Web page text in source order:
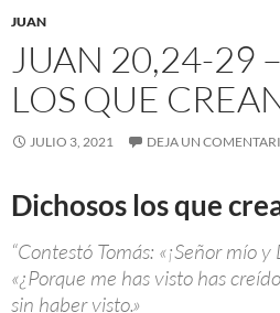
JUAN
JUAN 20,24-29
LOS QUE
JULIO 3, 2021 DEJA UN
Dichosos los que
“Contestó Tomás: «¡Señor mío
«¿Porque me has visto has
sin haber visto.»